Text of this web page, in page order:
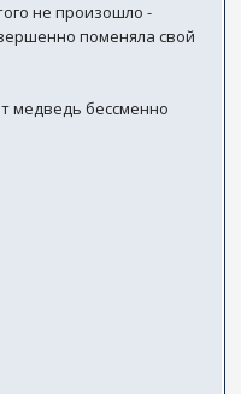
не произошло -
поменяла свой
медведь бессменно